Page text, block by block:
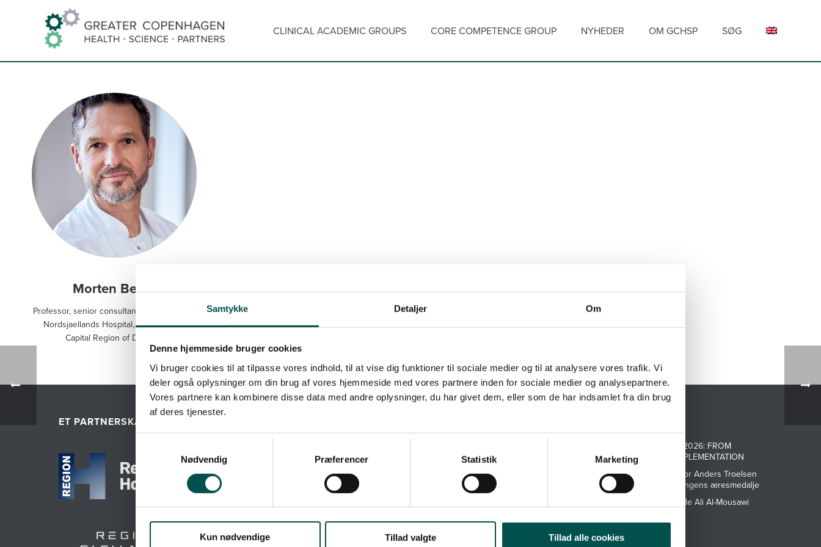
indhold
Samtykke Detaljer Om
Denne hjemmeside bruger cookies
Vi bruger cookies til at tilpasse vores indhold, til at vise dig funktioner til sociale medier og til at analysere vores trafik. Vi
deler også oplysninger om din brug af vores hjemmeside med vores partnere inden for sociale medier og analysepartnere.
Vores partnere kan kombinere disse data med andre oplysninger, du har givet dem, eller som de har indsamlet fra din brug
af deres tjenester.
Nødvendig Præferencer Statistik Marketing
Kun nødvendige Tillad valgte Tillad alle cookies
CLINICAL ACADEMIC GROUPS CORE COMPETENCE GROUP NYHEDER OM GCHSP SØG
Morten Bestle
Professor, senior consultant, Intensive Care,
Nordsjaellands Hospital, Hilleroed The
Capital Region of Denmark
ET PARTNERSKAB MELLEM
Webtilgængelighedserklæring
Science Partners
Blegdamsvej 3B
2200 København N
+45 93565993
gchsp@ku.dk
ATMP SYMPOSIUM 2026: FROM
INNOVATION TO IMPLEMENTATION
CAG ROAD, Professor Anders Troelsen
modtager Gigtforeningens æresmedalje
Mød ph.d.-studerende Ali Al-Mousawi